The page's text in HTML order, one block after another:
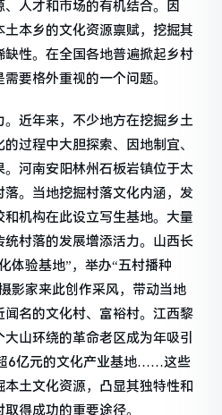
人才和市场的有机结合。因
本乡的文化资源禀赋，挖掘其
性。在全国各地普遍掀起乡村
要格外重视的一个问题。
近年来，不少地方在挖掘乡土
过程中大胆探索、因地制宜、
河南安阳林州石板岩镇位于太
。当地挖掘村落文化内涵，发
机构在此设立写生基地。大量
村落的发展增添活力。山西长
体验基地”，举办“五村播种
影家来此创作采风，带动当地
名的文化村、富裕村。江西黎
山环绕的革命老区成为年吸引
6亿元的文化产业基地……这些
土文化资源，凸显其独特性和
得成功的重要途径。